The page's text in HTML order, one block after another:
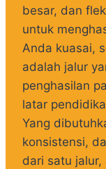
besar, dan
untuk
Anda kuasai,
adalah jalur
penghasilan
latar
Yang
konsistensi,
dari satu